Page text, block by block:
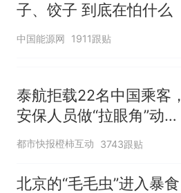
子、饺子 到底在怕什么
中国能源网 1911跟贴
泰航拒载22名中国乘客，
安保人员做“拉眼角”动
作，泰国机场最新回应：
拒绝登机决定由航司作
出；亲历者：曾承诺免费
都市快报橙柿互动 3743跟贴
北京的“毛毛虫”进入暴食